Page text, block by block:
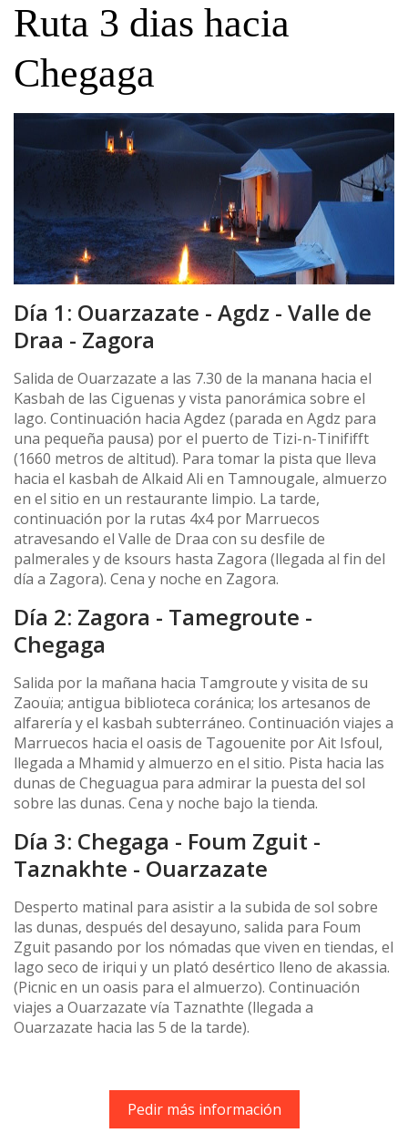
Ruta 3 dias hacia
Chegaga
Día 1: Ouarzazate - Agdz - Valle de
Draa - Zagora
Salida de Ouarzazate a las 7.30 de la manana hacia el
Kasbah de las Ciguenas y vista panorámica sobre el
lago. Continuación hacia Agdez (parada en Agdz para
una pequeña pausa) por el puerto de Tizi-n-Tinififft
(1660 metros de altitud). Para tomar la pista que lleva
hacia el kasbah de Alkaid Ali en Tamnougale, almuerzo
en el sitio en un restaurante limpio. La tarde,
continuación por la rutas 4x4 por Marruecos
atravesando el Valle de Draa con su desfile de
palmerales y de ksours hasta Zagora (llegada al fin del
día a Zagora). Cena y noche en Zagora.
Día 2: Zagora - Tamegroute -
Chegaga
Salida por la mañana hacia Tamgroute y visita de su
Zaouïa; antigua biblioteca coránica; los artesanos de
alfarería y el kasbah subterráneo. Continuación viajes a
Marruecos hacia el oasis de Tagouenite por Ait Isfoul,
llegada a Mhamid y almuerzo en el sitio. Pista hacia las
dunas de Cheguagua para admirar la puesta del sol
sobre las dunas. Cena y noche bajo la tienda.
Día 3: Chegaga - Foum Zguit -
Taznakhte - Ouarzazate
Desperto matinal para asistir a la subida de sol sobre
las dunas, después del desayuno, salida para Foum
Zguit pasando por los nómadas que viven en tiendas, el
lago seco de iriqui y un plató desértico lleno de akassia.
(Picnic en un oasis para el almuerzo). Continuación
viajes a Ouarzazate vía Taznathte (llegada a
Ouarzazate hacia las 5 de la tarde).
Pedir más información